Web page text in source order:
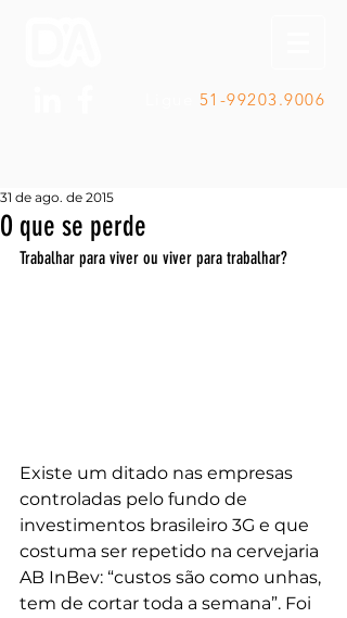
51-99203.9006
O que se perde
31 de ago. de 2015
Trabalhar para viver ou viver para trabalhar?
Existe um ditado nas empresas
controladas pelo fundo de
investimentos brasileiro 3G e que
costuma ser repetido na cervejaria
AB InBev: “custos são como unhas,
tem de cortar toda a semana”. Foi